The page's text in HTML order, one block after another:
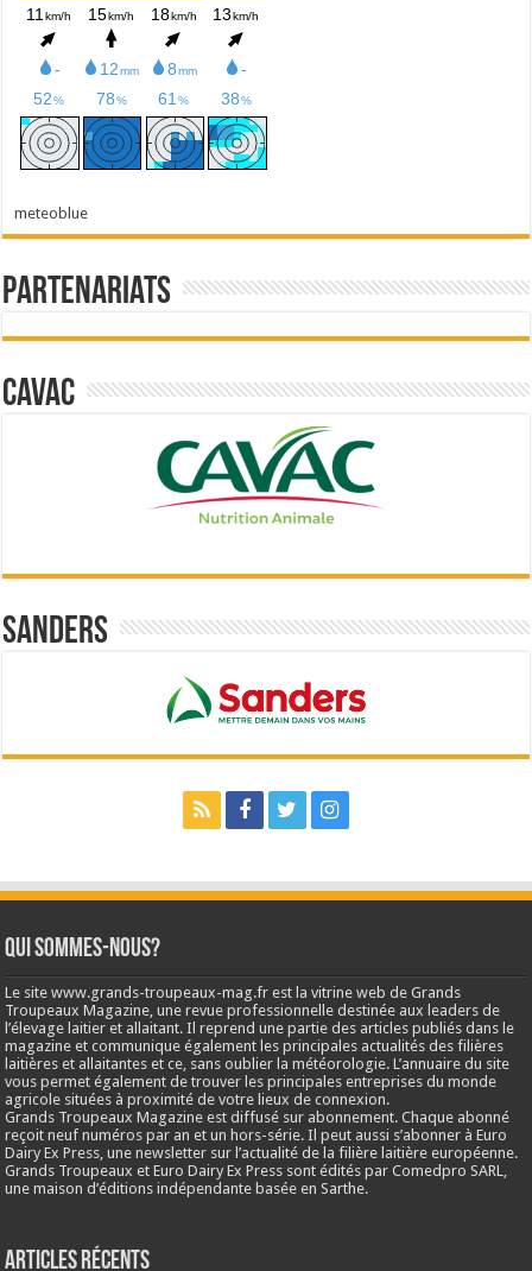
meteoblue
Partenariats
Cavac
Sanders
Qui sommes-nous?
Le site www.grands-troupeaux-mag.fr est la vitrine web de Grands
Troupeaux Magazine, une revue professionnelle destinée aux leaders de
l’élevage laitier et allaitant. Il reprend une partie des articles publiés dans le
magazine et communique également les principales actualités des filières
laitières et allaitantes et ce, sans oublier la météorologie. L’annuaire du site
vous permet également de trouver les principales entreprises du monde
agricole situées à proximité de votre lieux de connexion.
Grands Troupeaux Magazine est diffusé sur abonnement. Chaque abonné
reçoit neuf numéros par an et un hors-série. Il peut aussi s’abonner à Euro
Dairy Ex Press, une newsletter sur l’actualité de la filière laitière européenne.
Grands Troupeaux et Euro Dairy Ex Press sont édités par Comedpro SARL,
une maison d’éditions indépendante basée en Sarthe.
Articles récents